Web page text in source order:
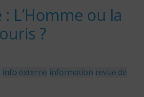
L’Homme ou la
?
info externe information revue de